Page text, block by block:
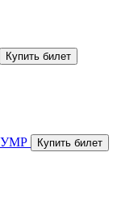
УМР